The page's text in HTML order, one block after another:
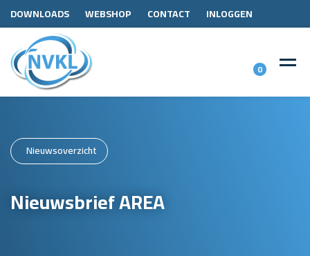
DOWNLOADS WEBSHOP CONTACT INLOGGEN
0
Nieuwsoverzicht
Nieuwsbrief AREA